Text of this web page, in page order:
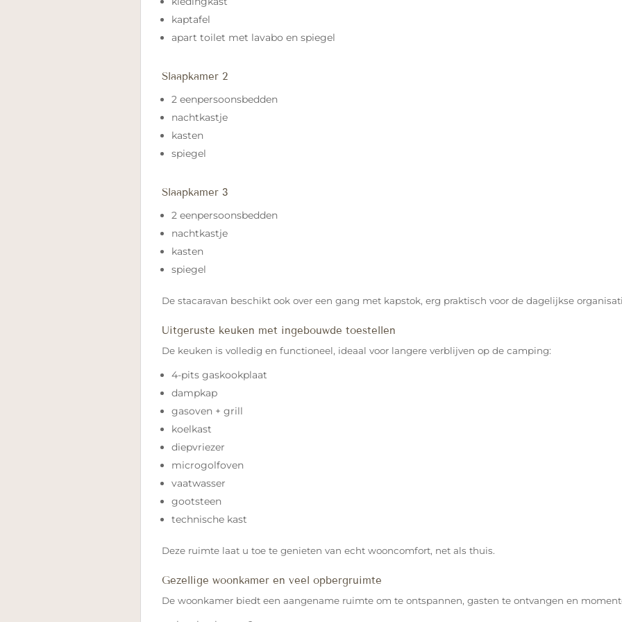
kaptafel
apart toilet met lavabo en spiegel
Slaapkamer 2
2 eenpersoonsbedden
nachtkastje
kasten
spiegel
Slaapkamer 3
2 eenpersoonsbedden
nachtkastje
kasten
spiegel
De stacaravan beschikt ook over een gang met kapstok, erg praktisch voor de dagelijkse
Uitgeruste keuken met ingebouwde toestellen
De keuken is volledig en functioneel, ideaal voor langere verblijven op de camping:
4-pits gaskookplaat
dampkap
gasoven + grill
koelkast
diepvriezer
microgolfoven
vaatwasser
gootsteen
technische kast
Deze ruimte laat u toe te genieten van echt wooncomfort, net als thuis.
Gezellige woonkamer en veel opbergruimte
De woonkamer biedt een aangename ruimte om te ontspannen, gasten te ontvangen en